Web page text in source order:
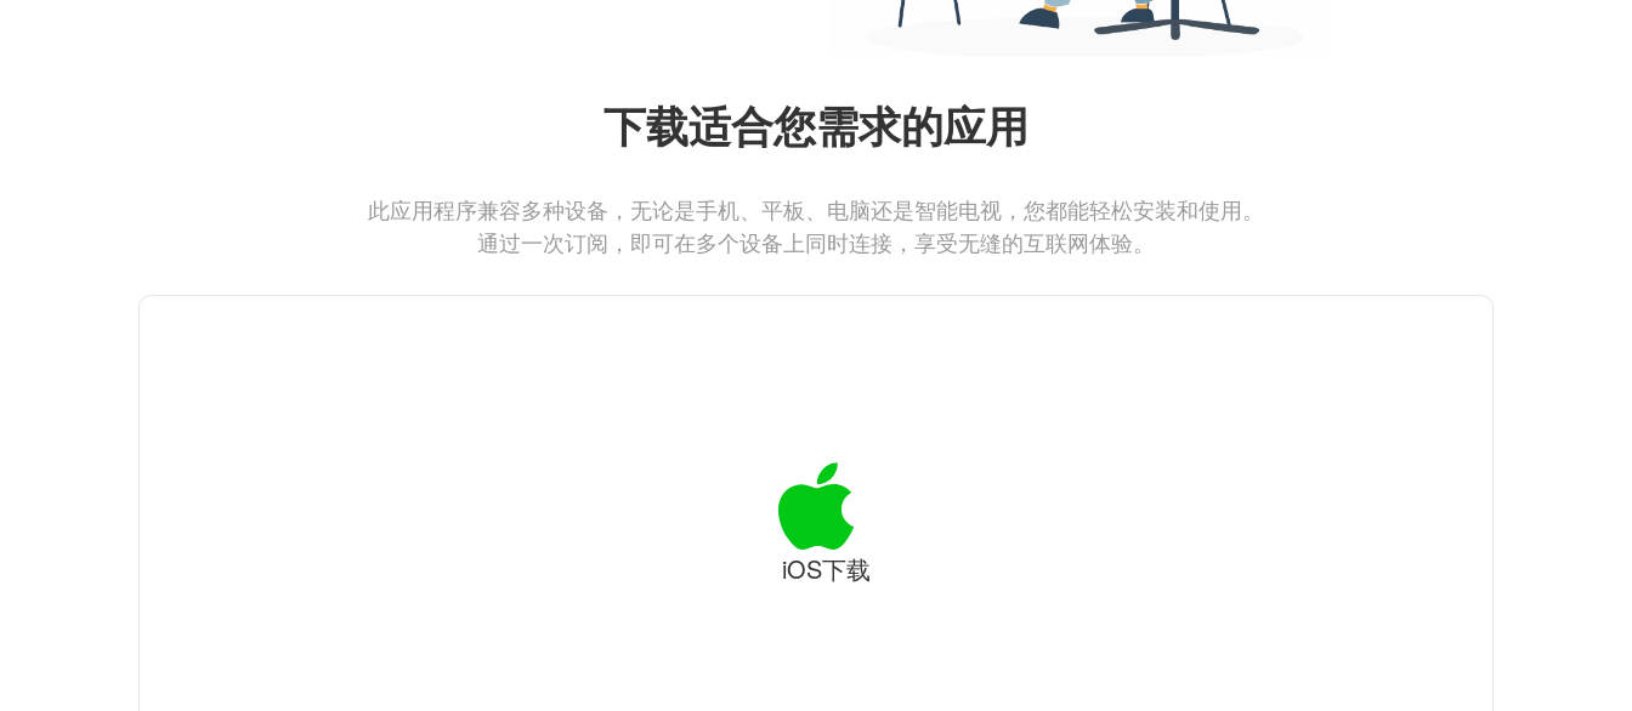
下载适合您需求的应用
此应用程序兼容多种设备，无论是手机、平板、电脑还是智能电视，您都能轻松安装和使用。
通过一次订阅，即可在多个设备上同时连接，享受无缝的互联网体验。
iOS下载